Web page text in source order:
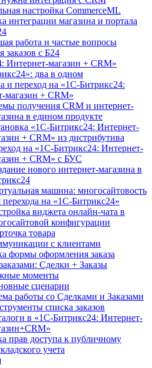
настройка CommerceML
интеграции магазина и портала
работа и частые вопросы
заказов с Б24
Интернет-магазин + CRM»
два в одном
и переход на «1С-Битрикс24:
магазин + CRM»
получения CRM и интернет-
в едином продукте
«1С-Битрикс24: Интернет-
+ CRM» из дистрибутива
на «1С-Битрикс24: Интернет-
+ CRM» с БУС
нового интернет-магазина в
машина: многосайтовость
перехода на «1С-Битрикс24»
виджета онлайн-чата в
конфигурации
товара
с клиентами
формы оформления заказа
Сделки + Заказы
моменты
сценарии
работы со Сделками и Заказами
списка заказов
в «1С-Битрикс24: Интернет-
прав доступа к публичному
учета